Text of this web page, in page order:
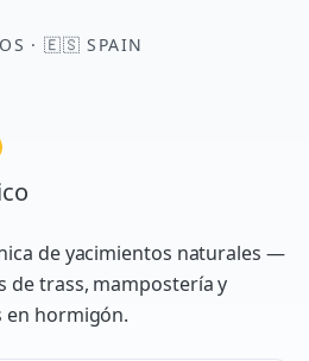
·🇪🇸 SPAIN
de yacimientos naturales —
de trass, mampostería y
en hormigón.